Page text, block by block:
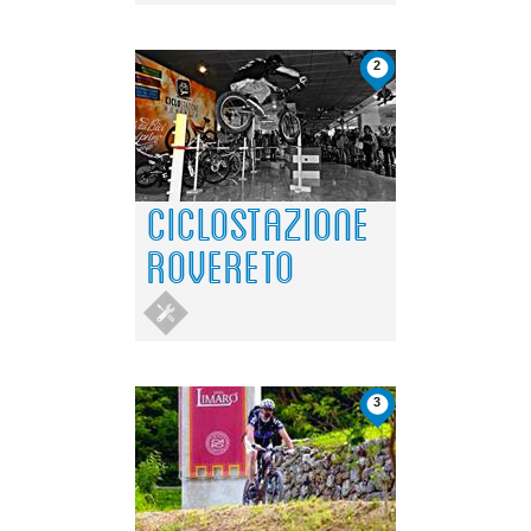
2
CICLOSTAZIONE
ROVERETO
3